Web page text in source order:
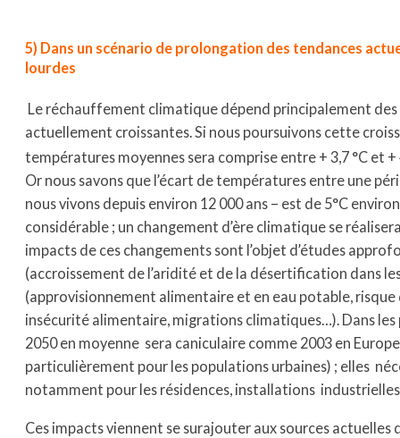
5) Dans un scénario de prolongation des tendances
lourdes
Le réchauffement climatique dépend principalement
actuellement croissantes. Si nous poursuivons cette
températures moyennes sera comprise entre + 3,7 °C et +
Or nous savons que l’écart de températures entre une
nous vivons depuis environ 12 000 ans – est de 5°C
considérable ; un changement d’ère climatique se
impacts de ces changements sont l’objet d’études
(accroissement de l’aridité et de la désertification dans
(approvisionnement alimentaire et en eau potable,
insécurité alimentaire, migrations climatiques…). Dans les
2050 en moyenne sera caniculaire comme 2003 en
particulièrement pour les populations urbaines) ; elles
notamment pour les résidences, installations
Ces impacts viennent se surajouter aux sources